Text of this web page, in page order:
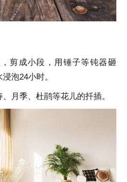
剪成小段，用锤子等钝器砸
泡24小时。
月季、杜鹃等花儿的扦插。